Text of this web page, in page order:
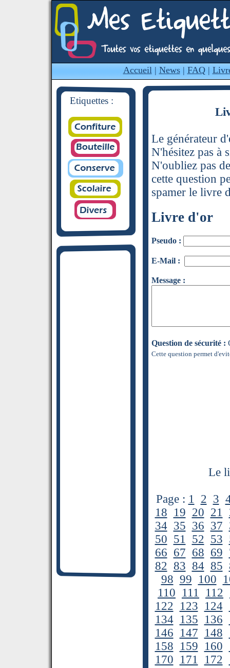
Accueil| News| FAQ|
Etiquettes :
Le générateur
N'hésitez pas à
N'oubliez pas
cette question
spamer le livre
Livre d'or
Pseudo :
E-Mail :
Message :
Question de sécurité :
Cette question permet
Le
Page : 1 2 3
18 19 20 21
34 35 36 37
50 51 52 53
66 67 68 69
82 83 84 85
98 99 100
110 111 112
122 123 124
134 135 136
146 147 148
158 159 160
170 171 172